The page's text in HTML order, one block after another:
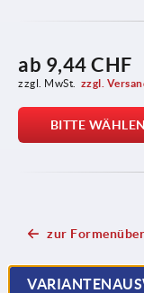
ab 9,44 CHF
zzgl. MwSt. zzgl.
BITTE
zur